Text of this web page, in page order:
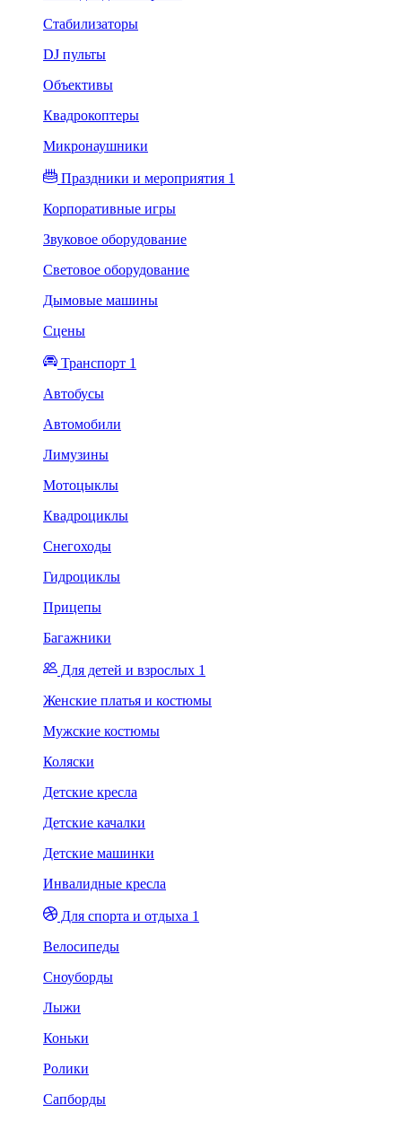
Стабилизаторы
DJ пульты
Объективы
Квадрокоптеры
Микронаушники
Праздники и мероприятия 1
Корпоративные игры
Звуковое оборудование
Световое оборудование
Дымовые машины
Сцены
Транспорт 1
Автобусы
Автомобили
Лимузины
Мотоцыклы
Квадроциклы
Снегоходы
Гидроциклы
Прицепы
Багажники
Для детей и взрослых 1
Женские платья и костюмы
Мужские костюмы
Коляски
Детские кресла
Детские качалки
Детские машинки
Инвалидные кресла
Для спорта и отдыха 1
Велосипеды
Сноуборды
Лыжи
Коньки
Ролики
Сапборды